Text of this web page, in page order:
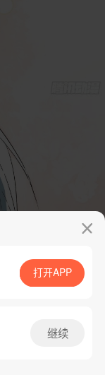
App免费看
打开APP
继续